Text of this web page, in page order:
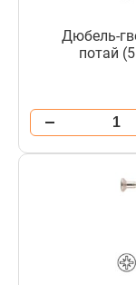
Дюбель-
потай